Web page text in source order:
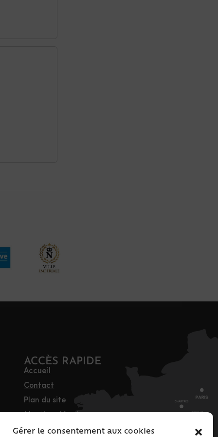
Gérer le consentement aux cookies
ACCÈS RAPIDE
Accueil
Contact
Plan du site
Mentions légales
Traitement des